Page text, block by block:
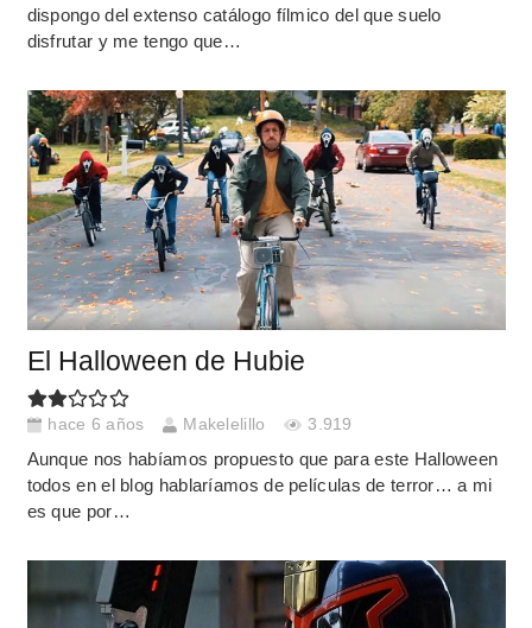
dispongo del extenso catálogo fílmico del que suelo
disfrutar y me tengo que…
El Halloween de Hubie
hace 6 años Makelelillo 3.919
Aunque nos habíamos propuesto que para este Halloween
todos en el blog hablaríamos de películas de terror… a mi
es que por…